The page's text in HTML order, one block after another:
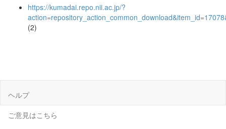
https://kumadai.repo.nii.ac.jp/?
(2)
ヘルプ
ご意見はこちら